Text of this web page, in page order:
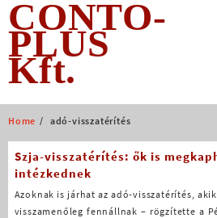
Skip
content
CONTO-
PLUS
Kft.
Home adó-visszatérítés
Szja-visszatérítés: ők is
intézkednek
Azoknak is járhat az adó-visszatérítés,
visszamenőleg fennállnak – rögzítette a